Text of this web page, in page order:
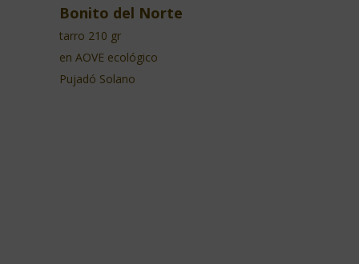
Bonito del Norte
tarro 210 gr
en AOVE ecológico
Pujadó Solano